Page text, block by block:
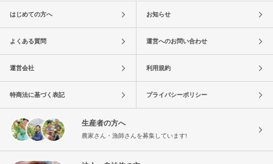
はじめての方へ お知らせ
よくある質問 運営へのお問い合わせ
運営会社 利用規約
特商法に基づく表記 プライバシーポリシー
生産者の方へ
農家さん・漁師さんを募集しています!